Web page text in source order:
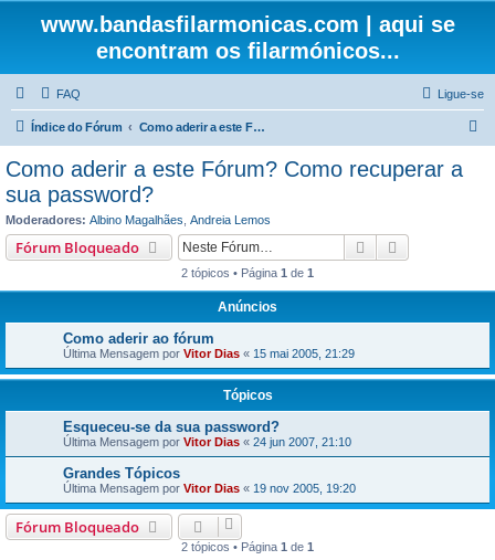
www.bandasfilarmonicas.com | aqui se
encontram os filarmónicos...
FAQ Ligue-se
Índice do Fórum Como aderir a este Fórum? Como recuperar a sua password?
Como aderir a este Fórum? Como recuperar a
sua password?
Moderadores: Albino Magalhães Andreia Lemos
Fórum Bloqueado Pesquisar
2 tópicos • Página 1 de 1
Anúncios
Como aderir ao fórum
Última Mensagem por Vitor Dias « 15 mai 2005, 21:29
Tópicos
Esqueceu-se da sua password?
Última Mensagem por Vitor Dias « 24 jun 2007, 21:10
Grandes Tópicos
Última Mensagem por Vitor Dias « 19 nov 2005, 19:20
Fórum Bloqueado
2 tópicos • Página 1 de 1